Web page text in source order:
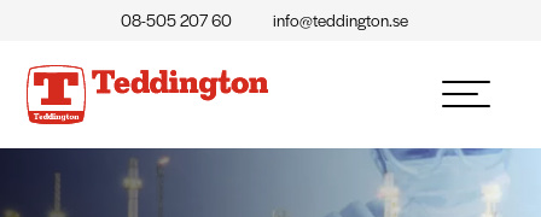
08-505 207 60 info@teddington.se